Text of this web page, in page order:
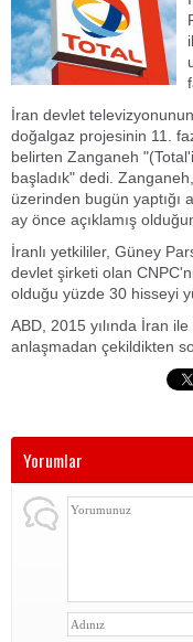
İran devlet
doğalgaz projesinin 11.
belirten Zanganeh
başladık" dedi.
üzerinden bugün yaptığı
ay önce açıklamış
İranlı yetkililer, Güney
devlet şirketi olan
olduğu yüzde 30 hisseyi
ABD, 2015 yılında İran
anlaşmadan çekildikten
Yorumlar